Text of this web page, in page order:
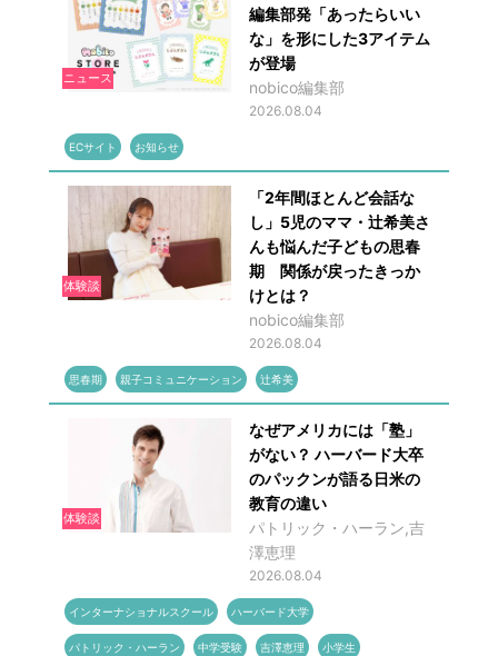
ニュース
編集部発「あったらいい
な」を形にした3アイテム
が登場
nobico編集部
2026.08.04
ECサイト お知らせ
体験談
「2年間ほとんど会話な
し」5児のママ・辻希美さ
んも悩んだ子どもの思春
期 関係が戻ったきっか
けとは？
nobico編集部
2026.08.04
思春期 親子コミュニケーション 辻希美
体験談
なぜアメリカには「塾」
がない？ ハーバード大卒
のパックンが語る日米の
教育の違い
パトリック・ハーラン,吉
澤恵理
2026.08.04
インターナショナルスクール ハーバード大学
パトリック・ハーラン 中学受験 吉澤恵理 小学生